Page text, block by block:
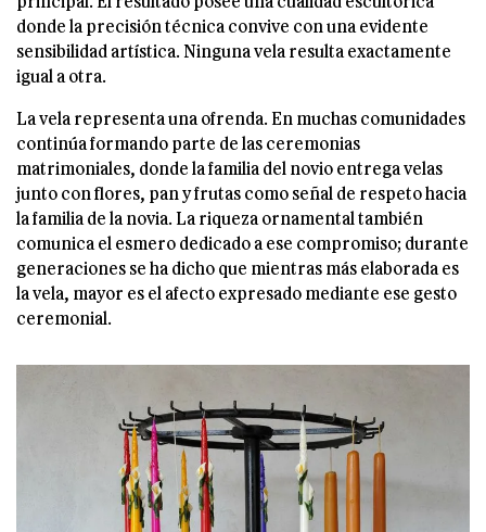
donde la precisión técnica convive con una evidente
sensibilidad artística. Ninguna vela resulta exactamente
igual a otra.
La vela representa una ofrenda. En muchas comunidades
continúa formando parte de las ceremonias
matrimoniales, donde la familia del novio entrega velas
junto con flores, pan y frutas como señal de respeto hacia
la familia de la novia. La riqueza ornamental también
comunica el esmero dedicado a ese compromiso; durante
generaciones se ha dicho que mientras más elaborada es
la vela, mayor es el afecto expresado mediante ese gesto
ceremonial.